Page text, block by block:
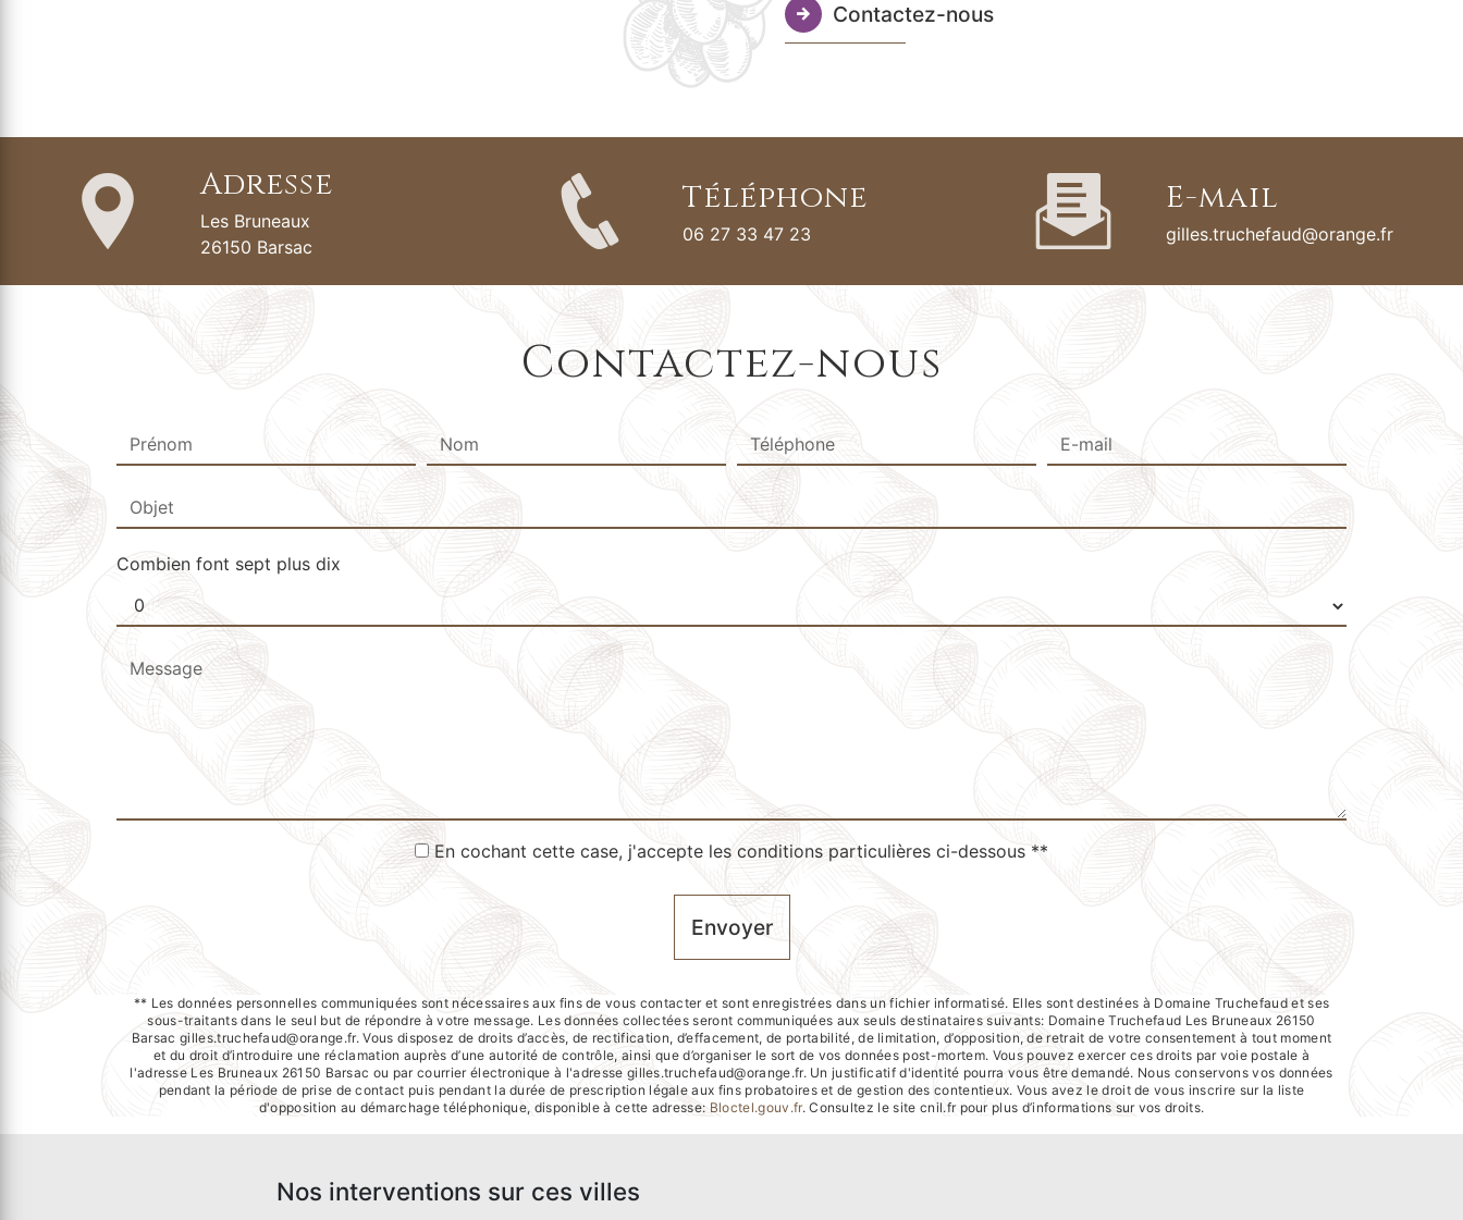
Contactez-nous
Adresse
Les Bruneaux
26150 Barsac
Téléphone
06 27 33 47 23
E-mail
gilles.truchefaud@orange.fr
Contactez-nous
Combien font sept plus dix
En cochant cette case, j'accepte les conditions particulières ci-dessous **
Envoyer
** Les données personnelles communiquées sont nécessaires aux fins de vous contacter et sont enregistrées dans un fichier informatisé. Elles sont destinées à Domaine Truchefaud et ses
sous-traitants dans le seul but de répondre à votre message. Les données collectées seront communiquées aux seuls destinataires suivants: Domaine Truchefaud Les Bruneaux 26150
Barsac gilles.truchefaud@orange.fr. Vous disposez de droits d’accès, de rectification, d’effacement, de portabilité, de limitation, d’opposition, de retrait de votre consentement à tout moment
et du droit d’introduire une réclamation auprès d’une autorité de contrôle, ainsi que d’organiser le sort de vos données post-mortem. Vous pouvez exercer ces droits par voie postale à
l'adresse Les Bruneaux 26150 Barsac ou par courrier électronique à l'adresse gilles.truchefaud@orange.fr. Un justificatif d'identité pourra vous être demandé. Nous conservons vos données
pendant la période de prise de contact puis pendant la durée de prescription légale aux fins probatoires et de gestion des contentieux. Vous avez le droit de vous inscrire sur la liste
d'opposition au démarchage téléphonique, disponible à cette adresse: Bloctel.gouv.fr. Consultez le site cnil.fr pour plus d’informations sur vos droits.
Nos interventions sur ces villes